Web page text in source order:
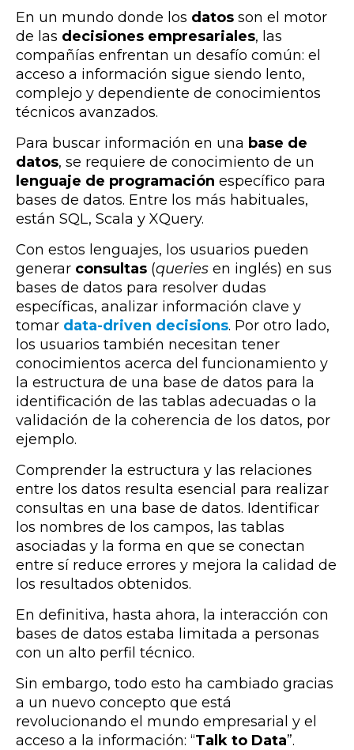
En un mundo donde los datos son el motor
de las decisiones empresariales, las
compañías enfrentan un desafío común: el
acceso a información sigue siendo lento,
complejo y dependiente de conocimientos
técnicos avanzados.
Para buscar información en una base de
datos, se requiere de conocimiento de un
lenguaje de programación específico para
bases de datos. Entre los más habituales,
están SQL, Scala y XQuery.
Con estos lenguajes, los usuarios pueden
generar consultas (queries en inglés) en sus
bases de datos para resolver dudas
específicas, analizar información clave y
tomar data-driven decisions. Por otro lado,
los usuarios también necesitan tener
conocimientos acerca del funcionamiento y
la estructura de una base de datos para la
identificación de las tablas adecuadas o la
validación de la coherencia de los datos, por
ejemplo.
Comprender la estructura y las relaciones
entre los datos resulta esencial para realizar
consultas en una base de datos. Identificar
los nombres de los campos, las tablas
asociadas y la forma en que se conectan
entre sí reduce errores y mejora la calidad de
los resultados obtenidos.
En definitiva, hasta ahora, la interacción con
bases de datos estaba limitada a personas
con un alto perfil técnico.
Sin embargo, todo esto ha cambiado gracias
a un nuevo concepto que está
revolucionando el mundo empresarial y el
acceso a la información: “Talk to Data”.